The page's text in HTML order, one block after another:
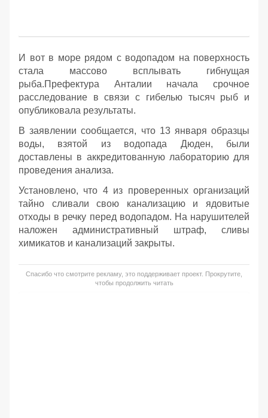
И вот в море рядом с водопадом на поверхность
стала массово всплывать гибнущая
рыба.Префектура Анталии начала срочное
расследование в связи с гибелью тысяч рыб и
опубликовала результаты.
В заявлении сообщается, что 13 января образцы
воды, взятой из водопада Дюден, были
доставлены в аккредитованную лабораторию для
проведения анализа.
Установлено, что 4 из проверенных организаций
тайно сливали свою канализацию и ядовитые
отходы в речку перед водопадом. На нарушителей
наложен административный штраф, сливы
химикатов и канализаций закрыты.
Спасибо что смотрите рекламу, это поддерживает проект. Прокрутите,
чтобы продолжить читать